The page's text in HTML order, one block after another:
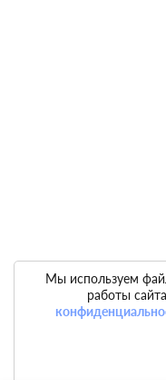
Мы используем
работы